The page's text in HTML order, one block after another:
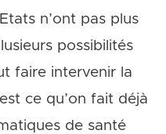
n’ont pas plus
possibilités
faire intervenir la
ce qu’on fait déjà
de santé